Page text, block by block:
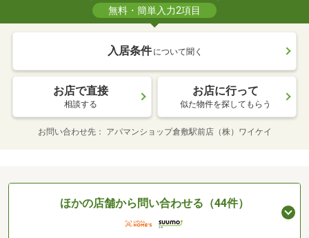
無料・簡単入力2項目
入居条件 について聞く
お店で直接
相談する
お店に行って
似た物件を探してもらう
お問い合わせ先 アパマンショップ倉敷駅前店（株）ワイケイ
ほかの店舗から問い合わせる（44件）